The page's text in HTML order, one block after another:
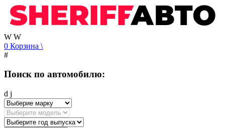
W W
0 Корзина \
#
Поиск по автомобилю:
d j